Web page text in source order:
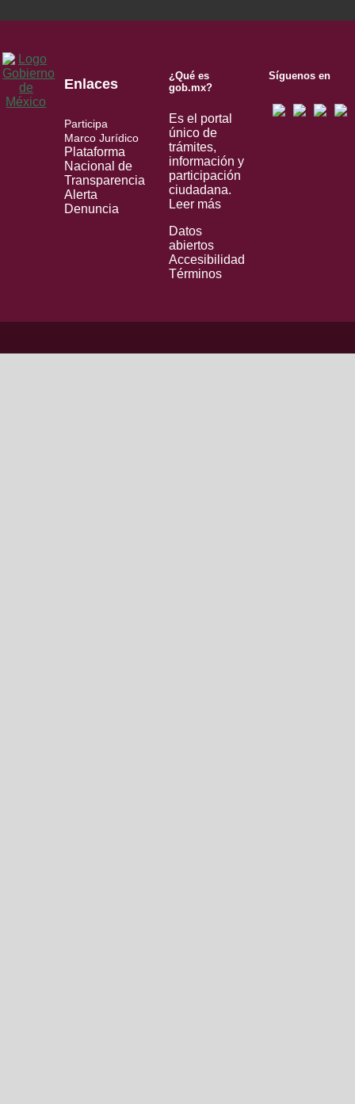
Enlaces
Participa
Marco Jurídico
Plataforma
Nacional de
Transparencia
Alerta
Denuncia
¿Qué es
gob.mx?
Es el portal
único de
trámites,
información y
participación
ciudadana.
Leer más
Datos
abiertos
Accesibilidad
Términos
Síguenos en